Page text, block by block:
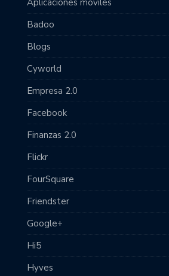
Badoo
Blogs
Cyworld
Empresa 2.0
Facebook
Finanzas 2.0
Flickr
FourSquare
Friendster
Google+
Hi5
Hyves